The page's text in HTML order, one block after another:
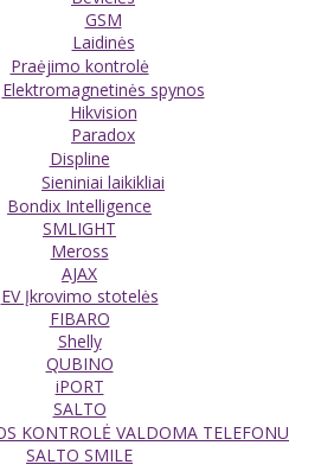
GSM
Laidinės
Praėjimo kontrolė
Elektromagnetinės spynos
Hikvision
Paradox
Displine
Sieniniai laikikliai
Bondix Intelligence
SMLIGHT
Meross
AJAX
EV Įkrovimo stotelės
FIBARO
Shelly
QUBINO
iPORT
SALTO
KONTROLĖ VALDOMA TELEFONU
SALTO SMILE